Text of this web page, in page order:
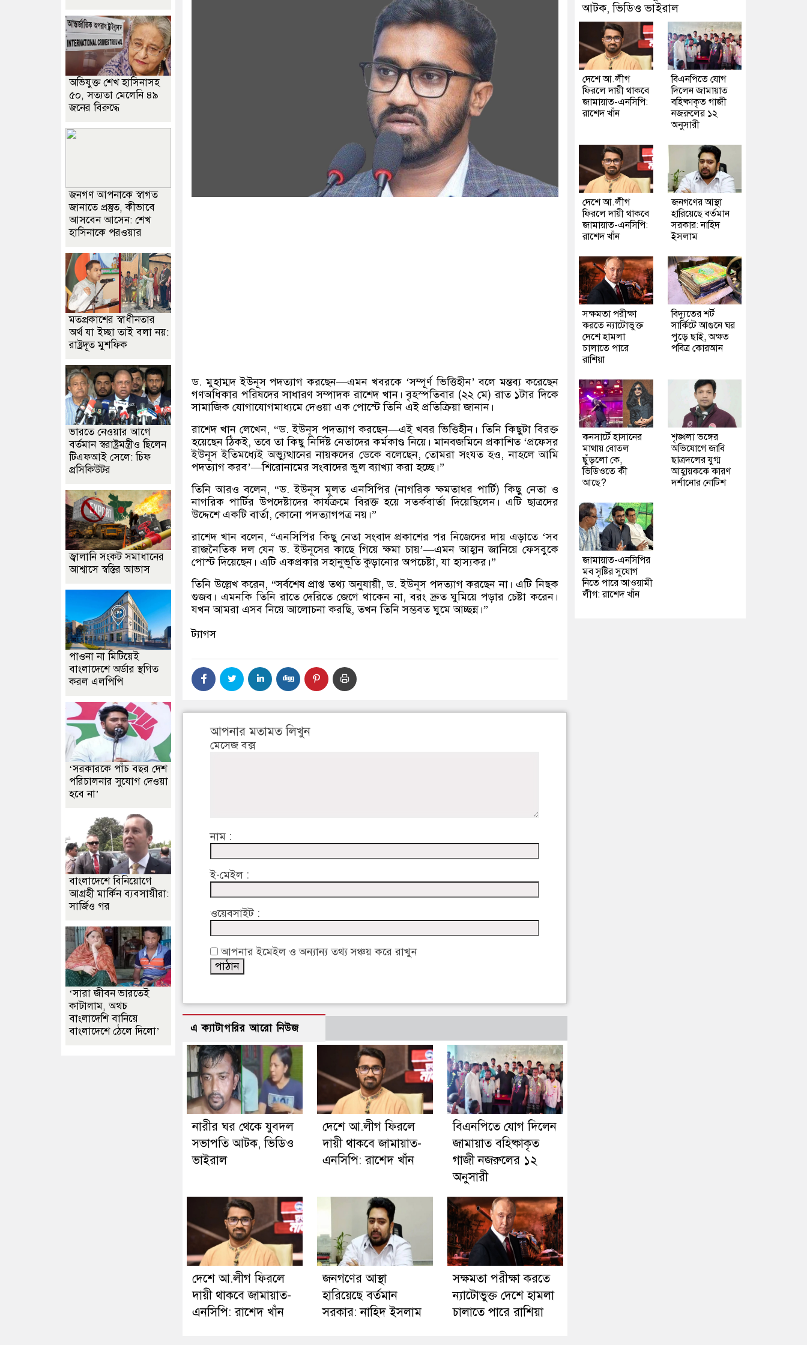
ড. মুহাম্মদ ইউনূস পদত্যাগ করছেন—এমন খবরকে ‘সম্পূর্ণ ভিত্তিহীন’ বলে মন্তব্য করেছেন
গণঅধিকার পরিষদের সাধারণ সম্পাদক রাশেদ খান। বৃহস্পতিবার (২২ মে) রাত ১টার দিকে
সামাজিক যোগাযোগমাধ্যমে দেওয়া এক পোস্টে তিনি এই প্রতিক্রিয়া জানান।
রাশেদ খান লেখেন, “ড. ইউনূস পদত্যাগ করছেন—এই খবর ভিত্তিহীন। তিনি কিছুটা বিরক্ত
হয়েছেন ঠিকই, তবে তা কিছু নির্দিষ্ট নেতাদের কর্মকাণ্ড নিয়ে। মানবজমিনে প্রকাশিত ‘প্রফেসর
ইউনূস ইতিমধ্যেই অভ্যুত্থানের নায়কদের ডেকে বলেছেন, তোমরা সংযত হও, নাহলে আমি
পদত্যাগ করব’—শিরোনামের সংবাদের ভুল ব্যাখ্যা করা হচ্ছে।”
তিনি আরও বলেন, “ড. ইউনূস মূলত এনসিপির (নাগরিক ক্ষমতাধর পার্টি) কিছু নেতা ও
নাগরিক পার্টির উপদেষ্টাদের কার্যক্রমে বিরক্ত হয়ে সতর্কবার্তা দিয়েছিলেন। এটি ছাত্রদের
উদ্দেশে একটি বার্তা, কোনো পদত্যাগপত্র নয়।”
রাশেদ খান বলেন, “এনসিপির কিছু নেতা সংবাদ প্রকাশের পর নিজেদের দায় এড়াতে ‘সব
রাজনৈতিক দল যেন ড. ইউনূসের কাছে গিয়ে ক্ষমা চায়’—এমন আহ্বান জানিয়ে ফেসবুকে
পোস্ট দিয়েছেন। এটি একপ্রকার সহানুভূতি কুড়ানোর অপচেষ্টা, যা হাস্যকর।”
তিনি উল্লেখ করেন, “সর্বশেষ প্রাপ্ত তথ্য অনুযায়ী, ড. ইউনূস পদত্যাগ করছেন না। এটি নিছক
গুজব। এমনকি তিনি রাতে দেরিতে জেগে থাকেন না, বরং দ্রুত ঘুমিয়ে পড়ার চেষ্টা করেন।
যখন আমরা এসব নিয়ে আলোচনা করছি, তখন তিনি সম্ভবত ঘুমে আচ্ছন্ন।”
ট্যাগস
আপনার মতামত লিখুন
মেসেজ বক্স
নাম :
ই-মেইল :
ওয়েবসাইট :
আপনার ইমেইল ও অন্যান্য তথ্য সঞ্চয় করে রাখুন
এ ক্যাটাগরির আরো নিউজ
নারীর ঘর থেকে যুবদল
সভাপতি আটক, ভিডিও
ভাইরাল
দেশে আ.লীগ ফিরলে
দায়ী থাকবে জামায়াত-
এনসিপি: রাশেদ খাঁন
বিএনপিতে যোগ দিলেন
জামায়াত বহিষ্কাকৃত
গাজী নজরুলের ১২
অনুসারী
দেশে আ.লীগ ফিরলে
দায়ী থাকবে জামায়াত-
এনসিপি: রাশেদ খাঁন
জনগণের আস্থা
হারিয়েছে বর্তমান
সরকার: নাহিদ ইসলাম
সক্ষমতা পরীক্ষা করতে
ন্যাটোভুক্ত দেশে হামলা
চালাতে পারে রাশিয়া
অভিযুক্ত শেখ হাসিনাসহ
৫০, সত্যতা মেলেনি ৪৯
জনের বিরুদ্ধে
জনগণ আপনাকে স্বাগত
জানাতে প্রস্তুত, কীভাবে
আসবেন আসেন: শেখ
হাসিনাকে পরওয়ার
মতপ্রকাশের স্বাধীনতার
অর্থ যা ইচ্ছা তাই বলা নয়:
রাষ্ট্রদূত মুশফিক
ভারতে নেওয়ার আগে
বর্তমান স্বরাষ্ট্রমন্ত্রীও ছিলেন
টিএফআই সেলে: চিফ
প্রসিকিউটর
জ্বালানি সংকট সমাধানের
আশ্বাসে স্বস্তির আভাস
পাওনা না মিটিয়েই
বাংলাদেশে অর্ডার স্থগিত
করল এলপিপি
‘সরকারকে পাঁচ বছর দেশ
পরিচালনার সুযোগ দেওয়া
হবে না’
বাংলাদেশে বিনিয়োগে
আগ্রহী মার্কিন ব্যবসায়ীরা:
সার্জিও গর
‘সারা জীবন ভারতেই
কাটালাম, অথচ
বাংলাদেশি বানিয়ে
বাংলাদেশে ঠেলে দিলো’
আটক, ভিডিও ভাইরাল
দেশে আ.লীগ
ফিরলে দায়ী থাকবে
জামায়াত-এনসিপি:
রাশেদ খাঁন
বিএনপিতে যোগ
দিলেন জামায়াত
বহিষ্কাকৃত গাজী
নজরুলের ১২
অনুসারী
দেশে আ.লীগ
ফিরলে দায়ী থাকবে
জামায়াত-এনসিপি:
রাশেদ খাঁন
জনগণের আস্থা
হারিয়েছে বর্তমান
সরকার: নাহিদ
ইসলাম
সক্ষমতা পরীক্ষা
করতে ন্যাটোভুক্ত
দেশে হামলা
চালাতে পারে
রাশিয়া
বিদ্যুতের শর্ট
সার্কিটে আগুনে ঘর
পুড়ে ছাই, অক্ষত
পবিত্র কোরআন
কনসার্টে হাসানের
মাথায় বোতল
ছুঁড়লো কে,
ভিডিওতে কী
আছে?
শৃঙ্খলা ভঙ্গের
অভিযোগে জাবি
ছাত্রদলের যুগ্ম
আহ্বায়ককে কারণ
দর্শানোর নোটিশ
জামায়াত-এনসিপির
মব সৃষ্টির সুযোগ
নিতে পারে আওয়ামী
লীগ: রাশেদ খাঁন